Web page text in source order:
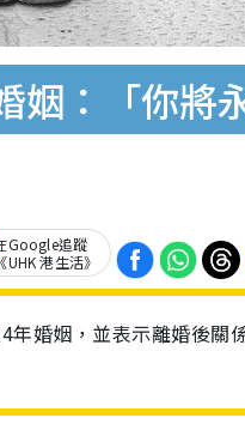
：「你將
Google追蹤
《UHK 港生活》
年婚姻，並表示離婚後關